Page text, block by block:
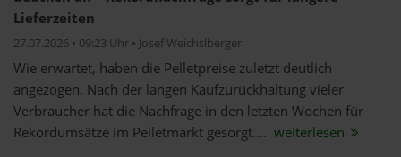
Lieferzeiten
27.07.2026 • 09:23 Uhr • Josef Weichslberger
Wie erwartet, haben die Pelletpreise zuletzt deutlich
angezogen. Nach der langen Kaufzurückhaltung vieler
Verbraucher hat die Nachfrage in den letzten Wochen für
Rekordumsätze im Pelletmarkt gesorgt.... weiterlesen